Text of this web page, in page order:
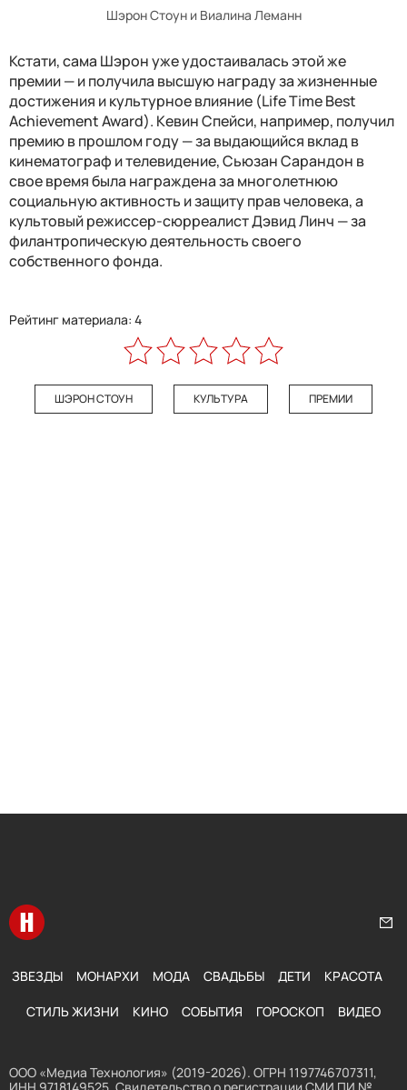
Шэрон Стоун и Виалина Леманн
Кстати, сама Шэрон уже удостаивалась этой же
премии — и получила высшую награду за жизненные
достижения и культурное влияние (Life Time Best
Achievement Award). Кевин Спейси, например, получил
премию в прошлом году — за выдающийся вклад в
кинематограф и телевидение, Сьюзан Сарандон в
свое время была награждена за многолетнюю
социальную активность и защиту прав человека, а
культовый режиссер-сюрреалист Дэвид Линч — за
филантропическую деятельность своего
собственного фонда.
Рейтинг материала: 4
ШЭРОН СТОУН КУЛЬТУРА ПРЕМИИ
Перейти на главную
ЗВЕЗДЫ МОНАРХИ МОДА СВАДЬБЫ ДЕТИ КРАСОТА
СТИЛЬ ЖИЗНИ КИНО СОБЫТИЯ ГОРОСКОП ВИДЕО
ООО «Медиа Технология» (2019-2026). ОГРН 1197746707311,